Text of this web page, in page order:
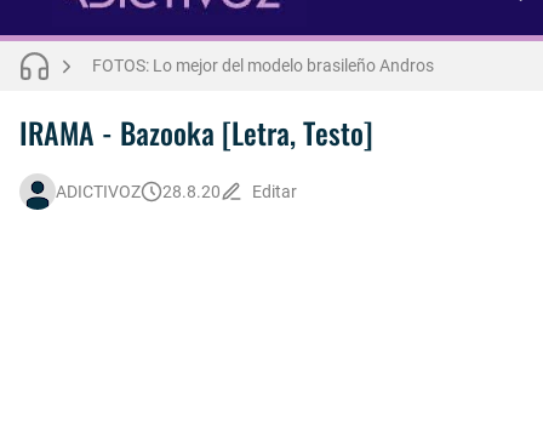
FOTOS: Lo mejor del modelo brasileño Andros
IRAMA - Bazooka [Letra, Testo]
ADICTIVOZ 28.8.20 Editar